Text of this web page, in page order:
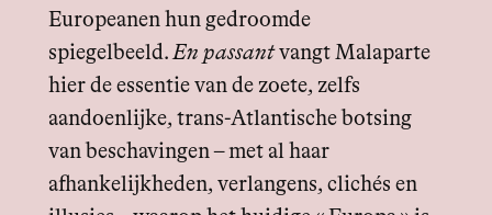
Europeanen hun gedroomde
spiegelbeeld.En passantvangt Malaparte
hier de essentie van de zoete, zelfs
aandoenlijke, trans-Atlantische botsing
van beschavingen – met al haar
afhankelijkheden, verlangens, clichés en